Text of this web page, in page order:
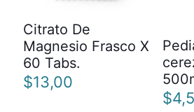
Citrato De
Magnesio Frasco X
60 Tabs.
$13,00
$